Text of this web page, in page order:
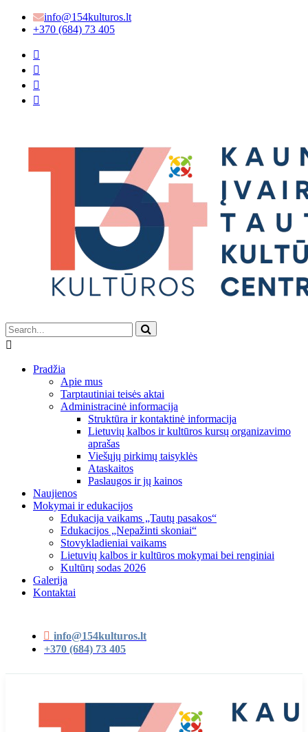
info@154kulturos.lt
+370 (684) 73 405
Pradžia
Apie mus
Tarptautiniai teisės aktai
Administracinė informacija
Struktūra ir kontaktinė informacija
Lietuvių kalbos ir kultūros kursų organizavimo
aprašas
Viešųjų pirkimų taisyklės
Ataskaitos
Paslaugos ir jų kainos
Naujienos
Mokymai ir edukacijos
Edukacija vaikams „Tautų pasakos“
Edukacijos „Nepažinti skoniai“
Stovykladieniai vaikams
Lietuvių kalbos ir kultūros mokymai bei renginiai
Kultūrų sodas 2026
Galerija
Kontaktai
info@154kulturos.lt
+370 (684) 73 405